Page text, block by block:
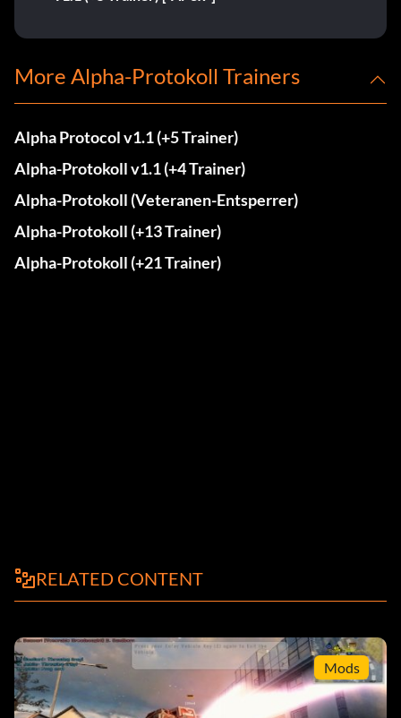
More Alpha-Protokoll Trainers
Alpha Protocol v1.1 (+5 Trainer)
Alpha-Protokoll v1.1 (+4 Trainer)
Alpha-Protokoll (Veteranen-Entsperrer)
Alpha-Protokoll (+13 Trainer)
Alpha-Protokoll (+21 Trainer)
RELATED CONTENT
Mods